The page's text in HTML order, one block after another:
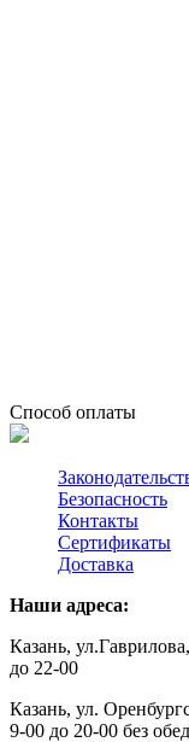
Способ оплаты
Безопасность
Контакты
Сертификаты
Доставка
Наши адреса:
Казань,
до 22-00
Казань, ул.
9-00 до 20-00 без